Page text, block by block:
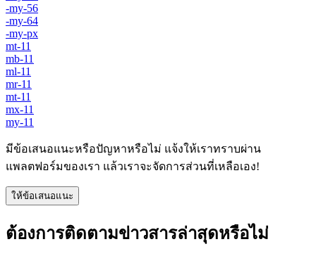
-my-56
-my-64
-my-px
mt-11
mb-11
ml-11
mr-11
mt-11
mx-11
my-11
มีข้อเสนอแนะหรือปัญหาหรือไม่ แจ้งให้เราทราบผ่าน
แพลตฟอร์มของเรา แล้วเราจะจัดการส่วนที่เหลือเอง!
ให้ข้อเสนอแนะ
ต้องการติดตามข่าวสารล่าสุดหรือไม่